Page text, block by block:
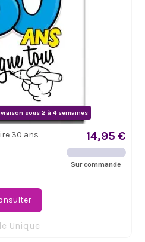
sous 2 à 4 semaines
30 ans 14,95 €
Sur commande
Unique